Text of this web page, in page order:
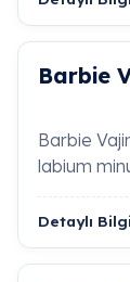
Barbie
Barbie
labium
tamamen
Detaylı Bilgi